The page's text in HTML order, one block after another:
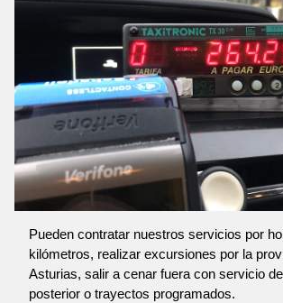
Pueden contratar nuestros servicios por
kilómetros, realizar excursiones por la
Asturias, salir a cenar fuera con servicio
posterior o trayectos programados.